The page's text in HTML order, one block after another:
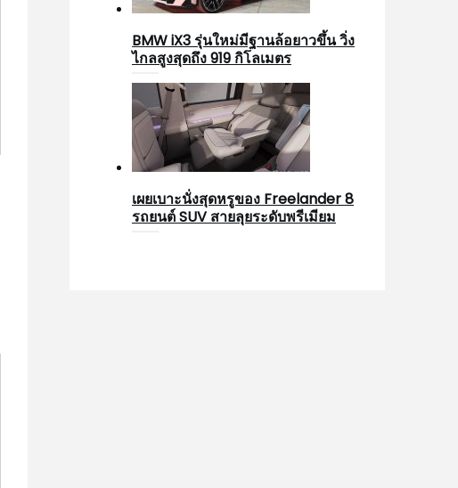
BMW iX3 รุ่นใหม่มีฐานล้อยาวขึ้น วิ่ง
ไกลสูงสุดถึง 919 กิโลเมตร
เผยเบาะนั่งสุดหรูของ Freelander 8
รถยนต์ SUV สายลุยระดับพรีเมียม